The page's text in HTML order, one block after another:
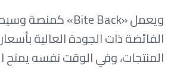
الفائضة ذات الجودة العالية
المنتجات، وفي الوقت نفسه يمنح